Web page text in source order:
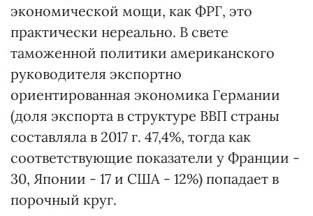
экономической мощи, как ФРГ, это
практически нереально. В свете
таможенной политики американского
руководителя экспортно
ориентированная экономика Германии
(доля экспорта в структуре ВВП страны
составляла в 2017 г. 47,4%, тогда как
соответствующие показатели у Франции -
30, Японии - 17 и США - 12%) попадает в
порочный круг.